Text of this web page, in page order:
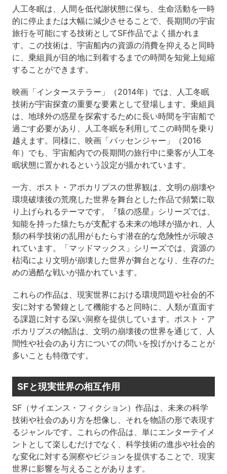
人工冬眠は、人間を低代謝状態に保ち、生命活動を一時
的に停止または大幅に減少させることで、長期間の宇宙
旅行を可能にする技術としてSF作品でよく描かれま
す。この技術は、宇宙船内の資源の消費を抑えると同時
に、乗組員が目的地に到着するまでの時間を知覚上短縮
することができます。
映画「インターステラー」（2014年）では、人工冬眠
技術が宇宙探査の重要な要素として登場します。乗組員
は、地球外の惑星を探索するために長い時間を宇宙船で
過ごす必要があり、人工冬眠を利用してこの時間を乗り
越えます。同様に、映画「パッセンジャー」（2016
年）でも、宇宙船内での長期間の旅行中に乗客が人工冬
眠状態に置かれるという設定が描かれています。
一方、ポスト・アポカリプスの世界観は、文明の崩壊や
環境破壊後の荒廃した世界を舞台とした作品で頻繁に取
り上げられるテーマです。『猿の惑星』シリーズでは、
知能を持った猿たちが支配する未来の地球が描かれ、人
類の科学技術の乱用がもたらす潜在的な危険性が示唆さ
れています。「マッドマックス」シリーズでは、資源の
枯渇により文明が崩壊した世界が舞台となり、生存のた
めの過酷な戦いが描かれています。
これらの作品は、現実世界における環境問題や社会的不
安に対する警鐘として機能すると同時に、人類が直面す
る課題に対する深い洞察を提供しています。ポスト・ア
ポカリプスの物語は、文明の崩壊後の世界を通じて、人
間性や社会のあり方についての問いを投げかけることが
多いことも特徴です。
SFと現実世界の相互作用
SF（サイエンス・フィクション）作品は、未来の科学
技術や社会のあり方を想像し、それを物語の形で表現す
るジャンルです。これらの作品は、単にエンターテイメ
ントとして楽しむだけでなく、科学技術の進歩や社会的
な変化に対する洞察やビジョンを提供することで、現実
世界に影響を与えることがあります。